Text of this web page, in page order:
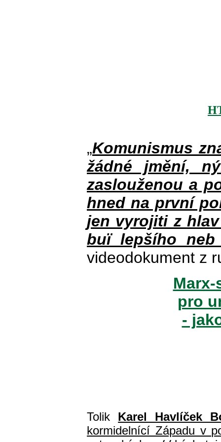
„Komunismus
žádné jmění,
zaslouženou a
hned na první
jen vyrojiti z
buï lepšího
videodokument z
pro
-
Tolik Karel Havlíček
kormidelnící Západu v